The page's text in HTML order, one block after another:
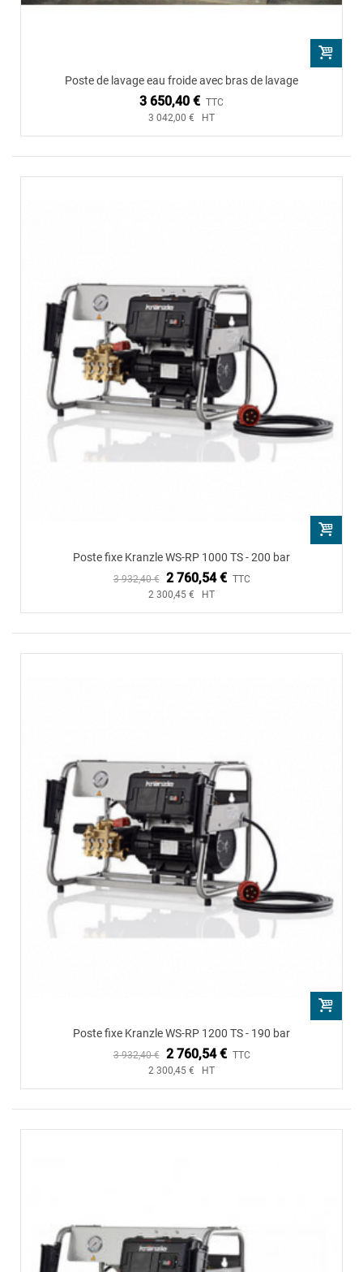
Poste de lavage eau froide avec bras de lavage
3 650,40 € TTC
3 042,00 € HT
Poste fixe Kranzle WS-RP 1000 TS - 200 bar
3 932,40 € 2 760,54 € TTC
2 300,45 € HT
Poste fixe Kranzle WS-RP 1200 TS - 190 bar
3 932,40 € 2 760,54 € TTC
2 300,45 € HT